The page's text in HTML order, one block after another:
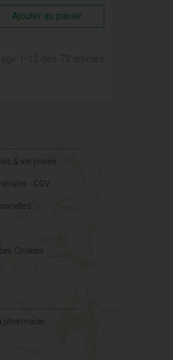
Ajouter au panier
& vie privée
- CGV
Cookies
pharmacie